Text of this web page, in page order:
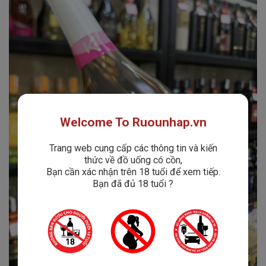
Welcome To Ruounhap.vn
Trang web cung cấp các thông tin và kiến
thức về đồ uống có cồn,
Bạn cần xác nhận trên 18 tuổi để xem tiếp.
Bạn đã đủ 18 tuổi ?